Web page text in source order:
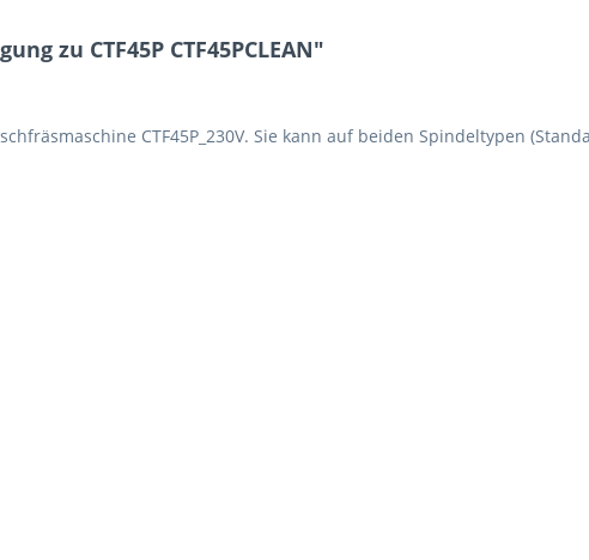
zu CTF45P CTF45PCLEAN"
CTF45P_230V. Sie kann auf beiden Spindeltypen